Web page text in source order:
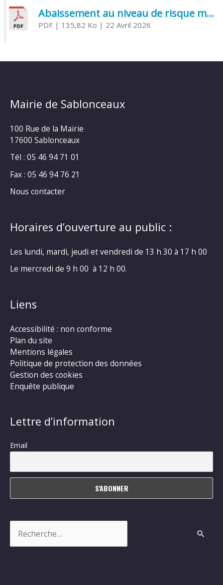
Abaissement au niveau de risque modéré de l’Influenza aviaire
PDF| 135,82 Ko | 22 Avril 2026
Mairie de Sablonceaux
100 Rue de la Mairie
17600 Sablonceaux
Tél : 05 46 94 71 01
Fax : 05 46 94 76 21
Nous contacter
Horaires d’ouverture au public :
Les lundi, mardi, jeudi et vendredi de 13 h 30 à 17 h 00
Le mercredi de 9 h 00 à 12 h 00.
Liens
Accessibilité : non conforme
Plan du site
Mentions légales
Politique de protection des données
Gestion des cookies
Enquête publique
Lettre d’information
Email